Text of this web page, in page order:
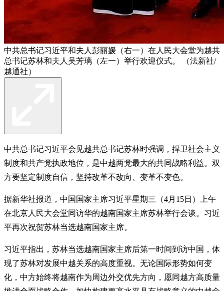
中共总书记习近平和夫人彭丽媛（右一）在人民大会堂为越共
总书记苏林和夫人吴芳璃（左一）举行欢迎仪式。 （法新社/
越通社）
中共总书记习近平会见越共总书记苏林时强调，捍卫社会主义
制度和共产党执政地位，是中越两党最大的共同战略利益。双
方要坚定制度自信，坚持改革不改向、变革不变色。
据新华社报道，中国国家主席习近平星期三（4月15日）上午
在北京人民大会堂同访华的越南国家主席苏林举行会谈。习近
平再次祝贺苏林当选越南国家主席。
习近平指出，苏林当选越南国家主席后第一时间到访中国，体
现了苏林对发展中越关系的高度重视。无论国际形势如何变
化，中方始终将越南作为周边外交优先方向，愿同越方高质量